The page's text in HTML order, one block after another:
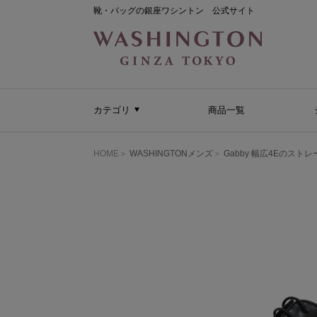
靴・バッグの銀座ワシントン 公式サイト
カテゴリ 商品一覧
HOME WASHINGTONメンズ Gabby 幅広4Eのストレ